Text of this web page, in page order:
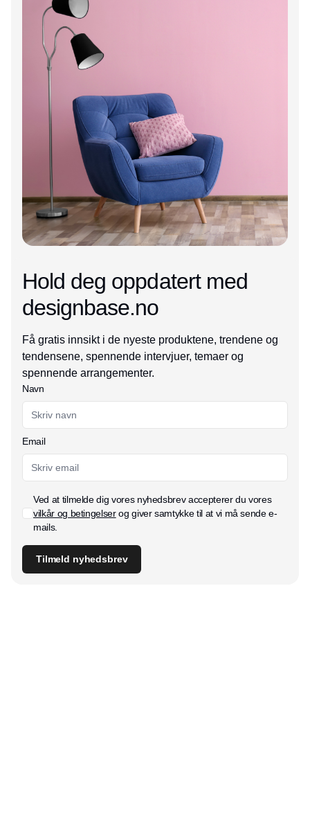
Hold deg oppdatert med
designbase.no
Få gratis innsikt i de nyeste produktene, trendene og
tendensene, spennende intervjuer, temaer og
spennende arrangementer.
Navn
Email
Ved at tilmelde dig vores nyhedsbrev accepterer du vores
vilkår og betingelserog giver samtykke til at vi må sende e-
mails.
Tilmeld nyhedsbrev